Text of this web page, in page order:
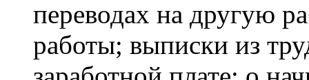
переводах на другую
работы; выписки из